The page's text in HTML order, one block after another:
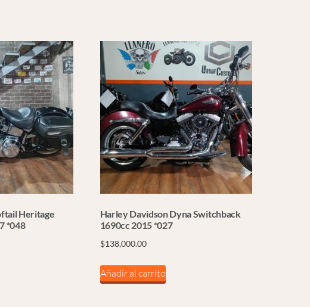
Heritage
*048
Harley Davidson Dyna Switchback
1690cc 2015 *027
$138,000.00
Añadir al carrito